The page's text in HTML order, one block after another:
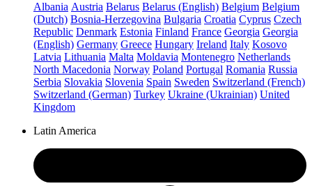
Albania Austria Belarus Belarus (English) Belgium Belgium
(Dutch) Bosnia-Herzegovina Bulgaria Croatia Cyprus Czech
Republic Denmark Estonia Finland France Georgia Georgia
(English) Germany Greece Hungary Ireland Italy Kosovo
Latvia Lithuania Malta Moldavia Montenegro Netherlands
North Macedonia Norway Poland Portugal Romania Russia
Serbia Slovakia Slovenia Spain Sweden Switzerland (French)
Switzerland (German) Turkey Ukraine (Ukrainian) United
Kingdom
Latin America